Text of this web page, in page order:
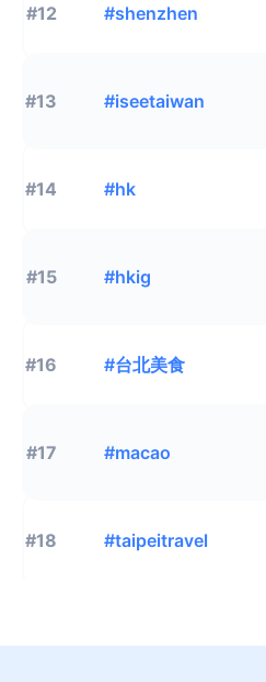
#12 #shenzhen
#13 #iseetaiwan
#14 #hk
#15 #hkig
#16 #台北美食
#17 #macao
#18 #taipeitravel